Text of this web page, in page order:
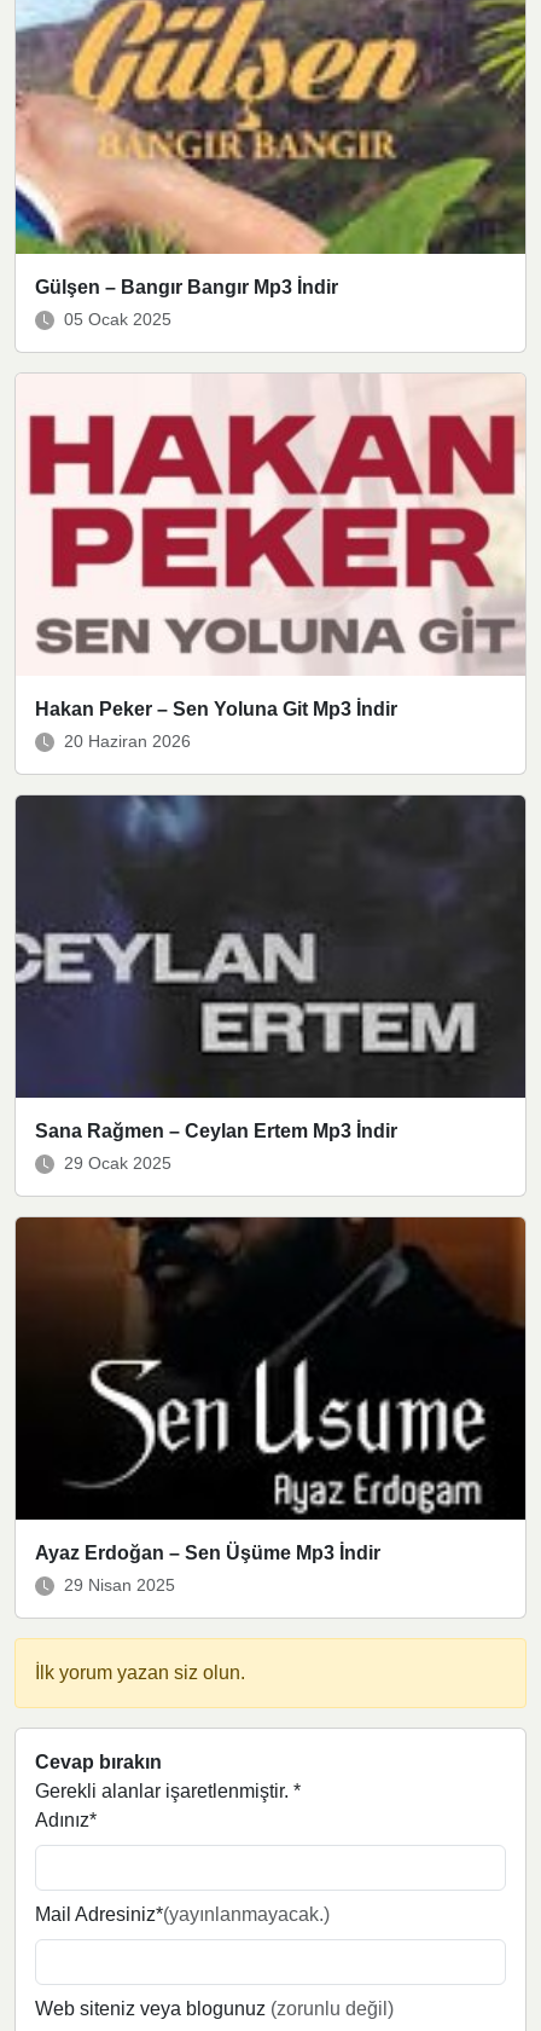
Gülşen – Bangır Bangır Mp3 İndir
05 Ocak 2025
Hakan Peker – Sen Yoluna Git Mp3 İndir
20 Haziran 2026
Sana Rağmen – Ceylan Ertem Mp3 İndir
29 Ocak 2025
Ayaz Erdoğan – Sen Üşüme Mp3 İndir
29 Nisan 2025
İlk yorum yazan siz olun.
Cevap bırakın
Gerekli alanlar işaretlenmiştir. *
Adınız*
Mail Adresiniz*(yayınlanmayacak.)
Web siteniz veya blogunuz (zorunlu değil)